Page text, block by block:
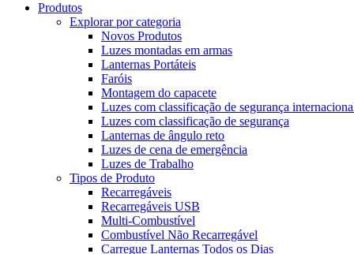
Produtos
Explorar por categoria
Novos Produtos
Luzes montadas em armas
Lanternas Portáteis
Faróis
Montagem do capacete
Luzes com classificação de segurança
Luzes com classificação de segurança
Lanternas de ângulo reto
Luzes de cena de emergência
Luzes de Trabalho
Tipos de Produto
Recarregáveis
Recarregáveis USB
Multi-Combustível
Combustível Não Recarregável
Carregue Lanternas Todos os Dias